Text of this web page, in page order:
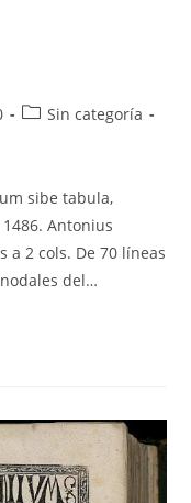
Categoría
Sin categoría
sibe tabula,
Antonius
a 2 cols. De 70 líneas
del…